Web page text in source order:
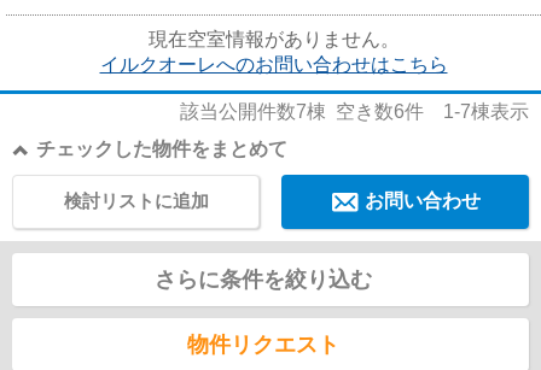
現在空室情報がありません。
イルクオーレへのお問い合わせはこちら
該当公開件数7棟 空き数6件 1-7棟表示
チェックした物件をまとめて
お問い合わせ
検討リストに追加
さらに条件を絞り込む
物件リクエスト